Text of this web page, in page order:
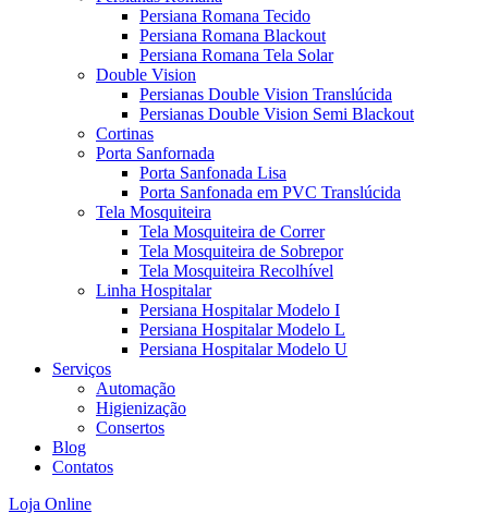
Persiana Romana Tecido
Persiana Romana Blackout
Persiana Romana Tela Solar
Double Vision
Persianas Double Vision Translúcida
Persianas Double Vision Semi Blackout
Cortinas
Porta Sanfornada
Porta Sanfonada Lisa
Porta Sanfonada em PVC Translúcida
Tela Mosquiteira
Tela Mosquiteira de Correr
Tela Mosquiteira de Sobrepor
Tela Mosquiteira Recolhível
Linha Hospitalar
Persiana Hospitalar Modelo I
Persiana Hospitalar Modelo L
Persiana Hospitalar Modelo U
Serviços
Automação
Higienização
Consertos
Blog
Contatos
Loja Online